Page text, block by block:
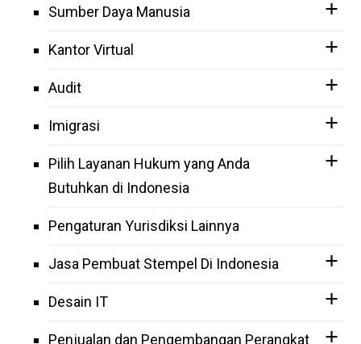
Sumber Daya Manusia
Kantor Virtual
Audit
Imigrasi
Pilih Layanan Hukum yang Anda
Butuhkan di Indonesia
Pengaturan Yurisdiksi Lainnya
Jasa Pembuat Stempel Di Indonesia
Desain IT
Penjualan dan Pengembangan Perangkat